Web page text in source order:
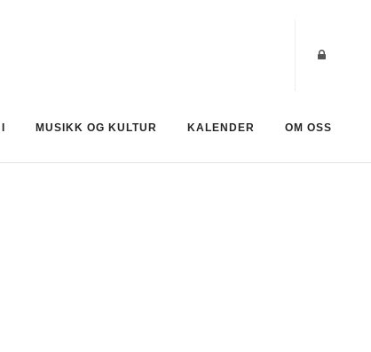
MUSIKK OG KULTUR KALENDER OM OSS